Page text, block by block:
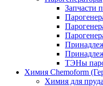
Запчасти
ТЭНы
Химия Chemoform
Химия для пруда